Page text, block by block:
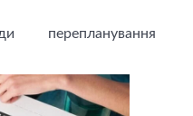
перепланування